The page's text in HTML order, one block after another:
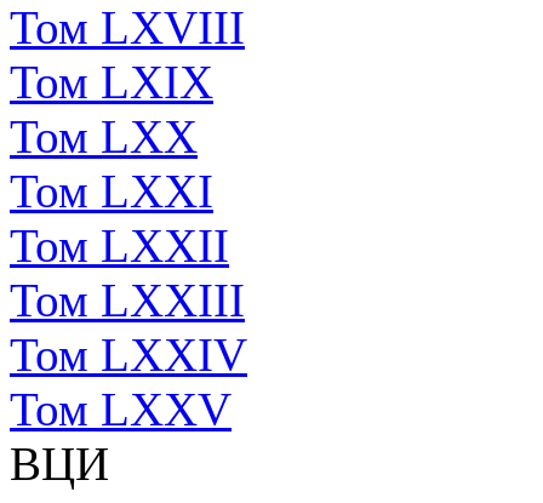
Том LXVIII
Том LXIX
Том LXX
Том LXXI
Том LXXII
Том LXXIII
Том LXXIV
Том LXXV
ВЦИ